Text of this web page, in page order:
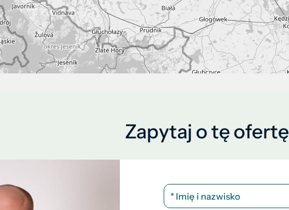
Zapytaj o tę ofertę